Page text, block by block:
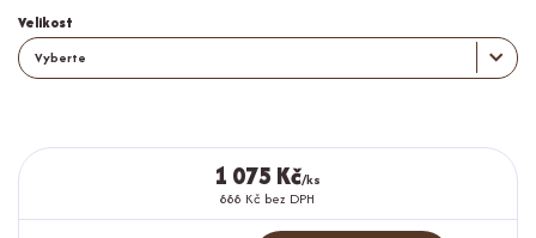
Velikost
1 075 Kč/ks
888 Kč bez DPH